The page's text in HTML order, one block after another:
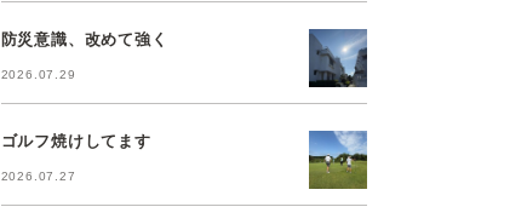
防災意識、改めて強く
2026.07.29
ゴルフ焼けしてます
2026.07.27